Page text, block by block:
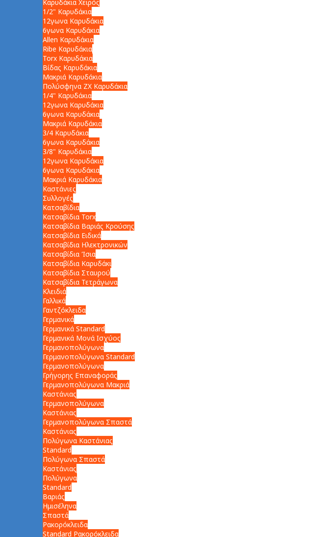
Καρυδάκια Χειρός
1/2" Καρυδάκια
12γωνα Καρυδάκια
6γωνα Καρυδάκια
Allen Καρυδάκια
Ribe Καρυδάκια
Torx Καρυδάκια
Βίδας Καρυδάκια
Μακριά Καρυδάκια
Πολύσφηνα ZX Καρυδάκια
1/4" Καρυδάκια
12γωνα Καρυδάκια
6γωνα Καρυδάκια
Μακριά Καρυδάκια
3/4 Καρυδάκια
6γωνα Καρυδάκια
3/8" Καρυδάκια
12γωνα Καρυδάκια
6γωνα Καρυδάκια
Μακριά Καρυδάκια
Καστάνιες
Συλλογές
Κατσαβίδια
Κατσαβίδια Torx
Κατσαβίδια Βαριάς Κρούσης
Κατσαβίδια Ειδικά
Κατσαβίδια Ηλεκτρονικών
Κατσαβίδια Ίσια
Κατσαβίδια Καρυδάκι
Κατσαβίδια Σταυρού
Κατσαβίδια Τετράγωνα
Κλειδιά
Γαλλικά
Γαντζόκλειδα
Γερμανικά
Γερμανικά Standard
Γερμανικά Μονά Ισχύος
Γερμανοπολύγωνα
Γερμανοπολύγωνα Standard
Γερμανοπολύγωνα
Γρήγορης Επαναφοράς
Γερμανοπολύγωνα Μακριά
Καστάνιας
Γερμανοπολύγωνα
Καστάνιας
Γερμανοπολύγωνα Σπαστά
Καστάνιας
Πολύγωνα Καστάνιας
Standard
Πολύγωνα Σπαστά
Καστάνιας
Πολύγωνα
Standard
Βαριάς
Ημισέληνα
Σπαστά
Ρακορόκλειδα
Standard Ρακορόκλειδα